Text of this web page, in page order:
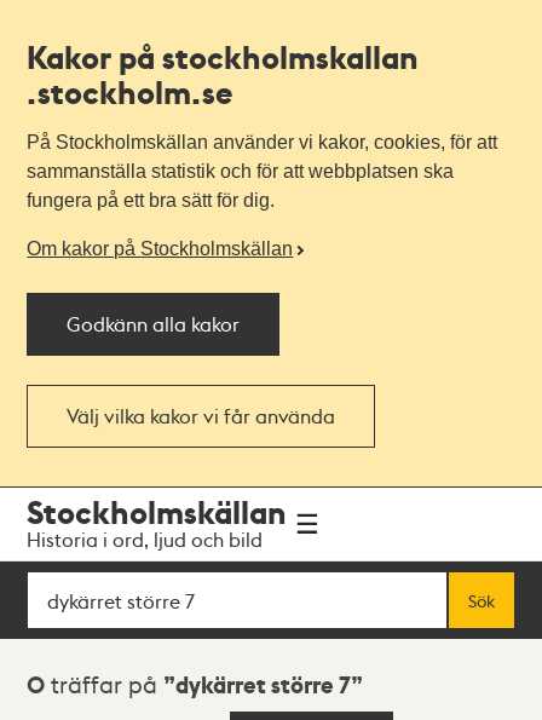
Kakor på stockholmskallan
.stockholm.se
På Stockholmskällan använder vi kakor, cookies, för att
sammanställa statistik och för att webbplatsen ska
fungera på ett bra sätt för dig.
Om kakor på Stockholmskällan
Godkänn alla kakor
Välj vilka kakor vi får använda
navigationen
huvudinnehållet
Stockholmskällan
Historia i ord, ljud och bild
Sök
Sök
Sökresultat
0 träffar på dykärret större 7